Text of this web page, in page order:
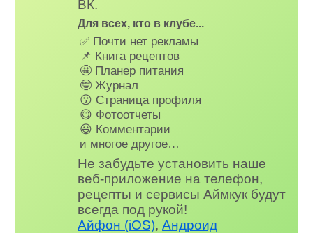
ВК.
Для всех, кто в клубе...
✅ Почти нет рекламы
📌 Книга рецептов
🤩 Планер питания
🤓 Журнал
😗 Страница профиля
😋 Фотоотчеты
😃 Комментарии
и многое другое…
Не забудьте установить наше
веб-приложение на телефон,
рецепты и сервисы Аймкук будут
всегда под рукой!
Айфон (iOS),Андроид